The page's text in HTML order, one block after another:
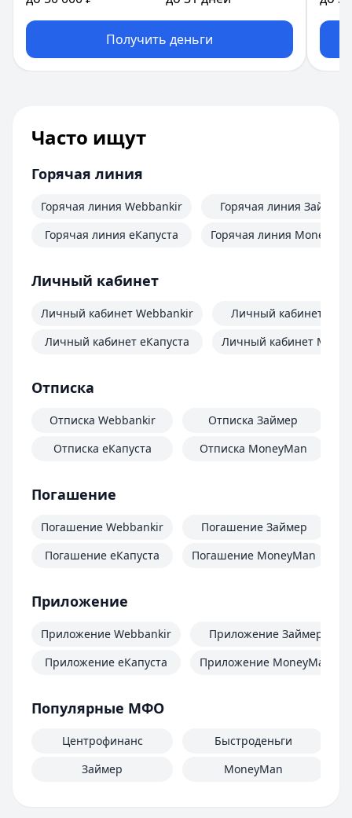
Получить деньги
Часто ищут
Горячая линия
Горячая линия Webbankir
Горячая линия еКапуста
Горячая линия Займер
Горячая линия
Личный кабинет
Личный кабинет Webbankir
Личный кабинет еКапуста
Личный кабинет
Личный кабинет
Отписка
Отписка Webbankir
Отписка еКапуста
Отписка Займер
Отписка MoneyMan
Погашение
Погашение Webbankir
Погашение еКапуста
Погашение Займер
Погашение MoneyMan
Приложение
Приложение Webbankir
Приложение еКапуста
Приложение Займер
Приложение MoneyMan
Популярные МФО
Центрофинанс
Займер
Быстроденьги
MoneyMan